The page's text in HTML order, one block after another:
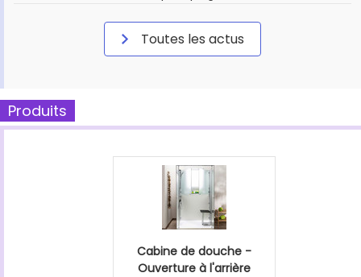
Toutes les actus
Produits
Cabine de douche -
Ouverture à l'arrière